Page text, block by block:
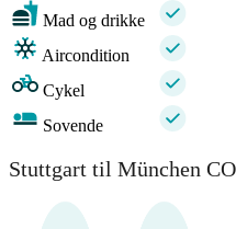
Mad og drikke
Aircondition
Cykel
Sovende
Stuttgart til München